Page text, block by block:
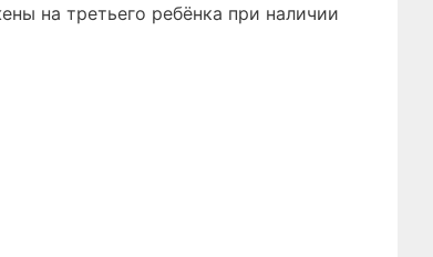
на третьего ребёнка при наличии